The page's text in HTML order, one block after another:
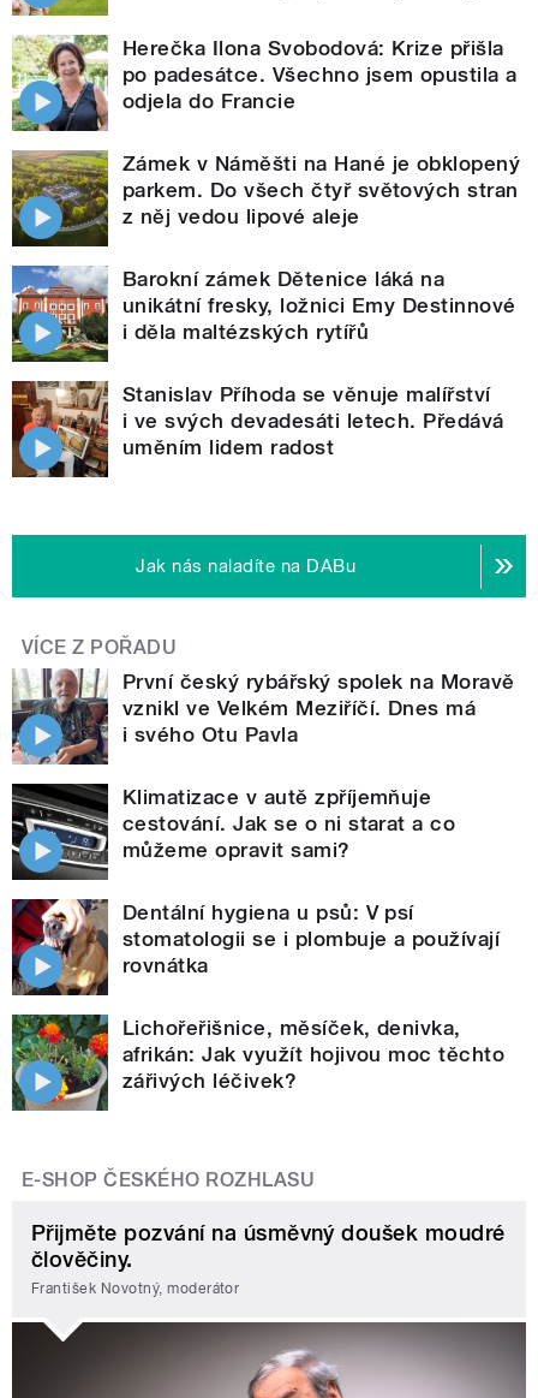
Herečka Ilona Svobodová: Krize přišla
po padesátce. Všechno jsem opustila a
odjela do Francie
Zámek v Náměšti na Hané je obklopený
parkem. Do všech čtyř světových stran
z něj vedou lipové aleje
Barokní zámek Dětenice láká na
unikátní fresky, ložnici Emy Destinnové
i děla maltézských rytířů
Stanislav Příhoda se věnuje malířství
i ve svých devadesáti letech. Předává
uměním lidem radost
Jak nás naladíte na DABu
VÍCE Z POŘADU
První český rybářský spolek na Moravě
vznikl ve Velkém Meziříčí. Dnes má
i svého Otu Pavla
Klimatizace v autě zpříjemňuje
cestování. Jak se o ni starat a co
můžeme opravit sami?
Dentální hygiena u psů: V psí
stomatologii se i plombuje a používají
rovnátka
Lichořeřišnice, měsíček, denivka,
afrikán: Jak využít hojivou moc těchto
zářivých léčivek?
E-SHOP ČESKÉHO ROZHLASU
Přijměte pozvání na úsměvný doušek moudré
člověčiny.
František Novotný, moderátor